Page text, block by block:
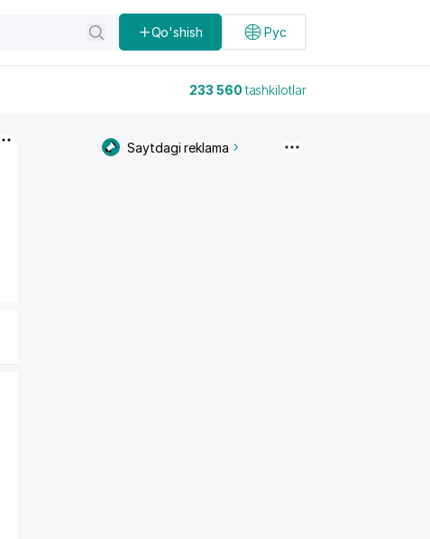
Qo'shish Рус
233 560tashkilotlar
Saytdagi reklama